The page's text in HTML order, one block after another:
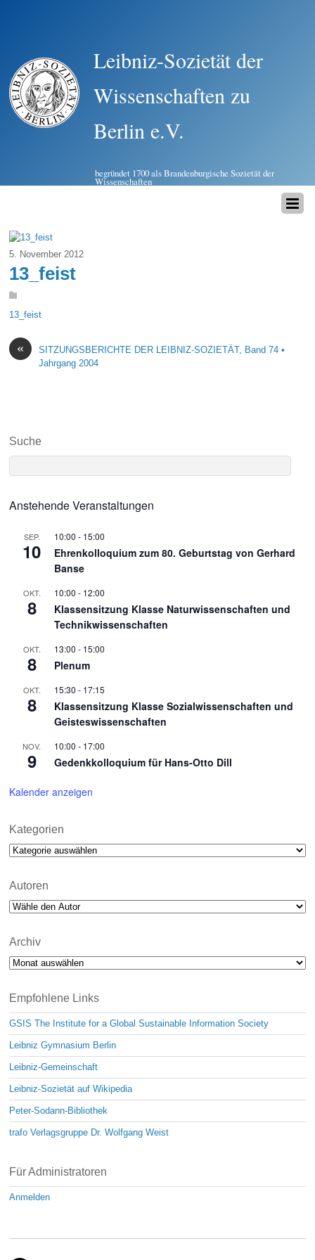
Leibniz-Sozietät der
Wissenschaften zu
Berlin e.V.
begründet 1700 als Brandenburgische Sozietät der
Wissenschaften
5. November 2012
13_feist
13_feist
«
SITZUNGSBERICHTE DER LEIBNIZ-SOZIETÄT, Band 74 •
Jahrgang 2004
Suche
Anstehende Veranstaltungen
SEP.
10
10:00 - 15:00
Ehrenkolloquium zum 80. Geburtstag von Gerhard
Banse
OKT.
8
10:00 - 12:00
Klassensitzung Klasse Naturwissenschaften und
Technikwissenschaften
OKT.
8
13:00 - 15:00
Plenum
OKT.
8
15:30 - 17:15
Klassensitzung Klasse Sozialwissenschaften und
Geisteswissenschaften
NOV.
9
10:00 - 17:00
Gedenkkolloquium für Hans-Otto Dill
Kalender anzeigen
Kategorien
Kategorien
Autoren
Archiv
Archiv
Empfohlene Links
GSIS The Institute for a Global Sustainable Information Society
Leibniz Gymnasium Berlin
Leibniz-Gemeinschaft
Leibniz-Sozietät auf Wikipedia
Peter-Sodann-Bibliothek
trafo Verlagsgruppe Dr. Wolfgang Weist
Für Administratoren
Anmelden